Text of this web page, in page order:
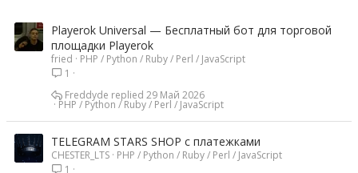
Playerok Universal — Бесплатный бот для торговой
площадки Playerok
fried
PHP / Python / Ruby / Perl / JavaScript
1
PHP / Python / Ruby / Perl / JavaScript
29 Май 2026
Freddyde
TELEGRAM STARS SHOP с платежками
CHESTER_LTS PHP / Python / Ruby / Perl / JavaScript
1